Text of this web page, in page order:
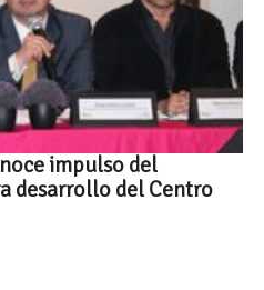
impulso del
desarrollo del Centro